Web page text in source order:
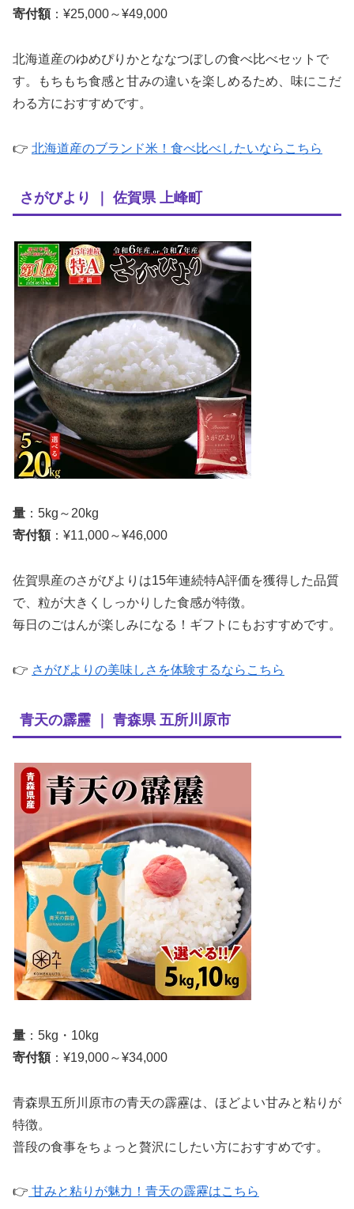
寄付額：¥25,000～¥49,000
北海道産のゆめぴりかとななつぼしの食べ比べセットで
す。もちもち食感と甘みの違いを楽しめるため、味にこだ
わる方におすすめです。
👉 北海道産のブランド米！食べ比べしたいならこちら
さがびより ｜ 佐賀県 上峰町
量 ：5kg～20kg
寄付額：¥11,000～¥46,000
佐賀県産のさがびよりは15年連続特A評価を獲得した品質
で、粒が大きくしっかりした食感が特徴。
毎日のごはんが楽しみになる！ギフトにもおすすめです。
👉 さがびよりの美味しさを体験するならこちら
青天の霹靂 ｜ 青森県 五所川原市
量 ：5kg・10kg
寄付額：¥19,000～¥34,000
青森県五所川原市の青天の霹靂は、ほどよい甘みと粘りが
特徴。
普段の食事をちょっと贅沢にしたい方におすすめです。
👉 甘みと粘りが魅力！青天の霹靂はこちら